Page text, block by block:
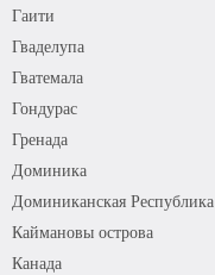
Гаити
Гваделупа
Гватемала
Гондурас
Гренада
Доминика
Доминиканская Республика
Каймановы острова
Канада